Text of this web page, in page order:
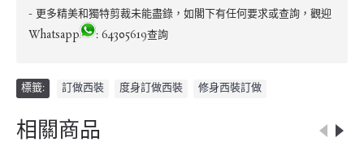
- 更多精美和獨特剪裁未能盡錄，如閣下有任何要求或查詢，觀迎
Whatsapp
: 64305619查詢
標籤: 訂做西裝 度身訂做西裝 修身西裝訂做
相關商品